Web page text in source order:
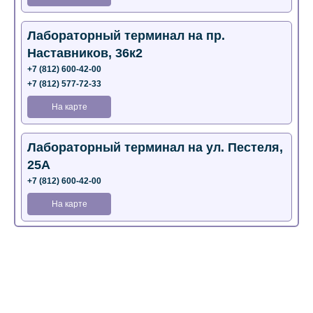
Лабораторный терминал на пр.
Наставников, 36к2
+7 (812) 600-42-00
+7 (812) 577-72-33
На карте
Лабораторный терминал на ул. Пестеля,
25А
+7 (812) 600-42-00
На карте